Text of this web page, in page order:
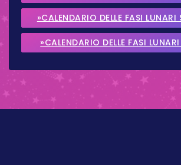
2026
»CALENDARIO DELLE FASI LUNARI
2026
»CALENDARIO DELLE FASI